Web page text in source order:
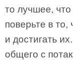
то лучшее, что
поверьте в то,
и достигать
общего с